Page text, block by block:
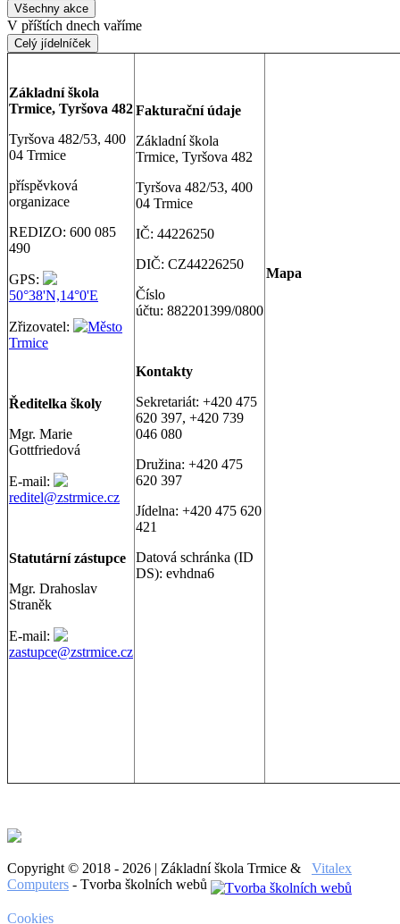
Všechny akce
V příštích dnech vaříme
Celý jídelníček
Základní škola
Trmice, Tyršova 482
Tyršova 482/53, 400
04 Trmice
příspěvková
organizace
REDIZO: 600 085
490
GPS:
50°38'N,14°0'E
Zřizovatel:
Město
Trmice
Ředitelka školy
Mgr. Marie
Gottfriedová
E-mail:
reditel@zstrmice.cz
Statutární zástupce
Mgr. Drahoslav
Straněk
E-mail:
zastupce@zstrmice.cz
Fakturační údaje
Základní škola
Trmice, Tyršova 482
Tyršova 482/53, 400
04 Trmice
IČ: 44226250
DIČ: CZ44226250
Číslo
účtu: 882201399/0800
Kontakty
Sekretariát: +420 475
620 397, +420 739
046 080
Družina: +420 475
620 397
Jídelna: +420 475 620
421
Datová schránka (ID
DS): evhdna6
Mapa
Copyright © 2018 - 2026 | Základní škola Trmice & Vitalex
Computers - Tvorba školních webů
Cookies